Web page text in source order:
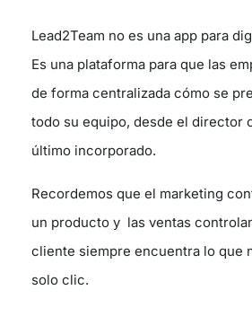
Lead2Team no es una app para
Es una plataforma para que las
de forma centralizada cómo se
todo su equipo, desde el director
último incorporado.
Recordemos que el marketing
un producto y las ventas
cliente siempre encuentra lo que
solo clic.